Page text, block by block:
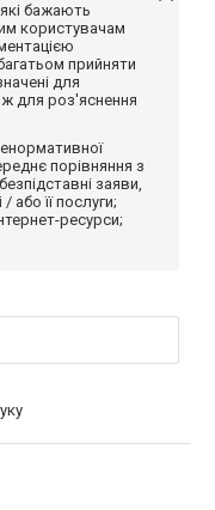
бажають
користувачам
прийняти
для
для роз'яснення
порівняння з
заяви,
або її послуги;
ресурси;